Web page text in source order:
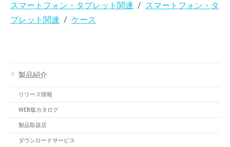
スマートフォン・タブレット関連
スマートフォン・タ
ブレット関連
ケース
製品紹介
リリース情報
WEB版カタログ
製品取扱店
ダウンロードサービス